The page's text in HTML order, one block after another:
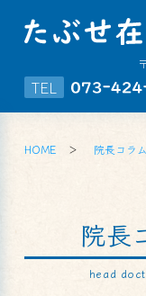
TEL
HOME 院長コラム
院長
head